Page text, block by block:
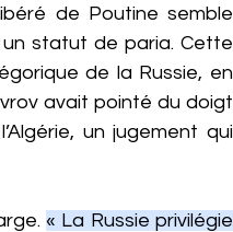
de Poutine semble
un statut de paria. Cette
de la Russie, en
avait pointé du doigt
un jugement qui
« La Russie privilégie